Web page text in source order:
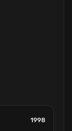
1998